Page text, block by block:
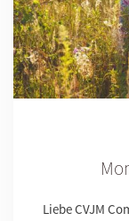
Liebe CVJM